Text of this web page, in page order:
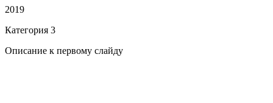
2019
Категория 3
Описание к первому слайду